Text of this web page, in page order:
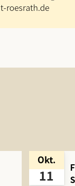
roesrath.de
11
Okt.